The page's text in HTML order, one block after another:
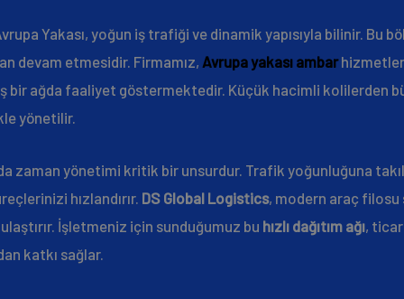
Yakası, yoğun iş trafiği ve dinamik yapısıyla bilinir. Bu
devam etmesidir. Firmamız, Avrupa yakası ambarhizmetleri
bir ağda faaliyet göstermektedir. Küçük hacimli kolilerden
yönetilir.
zaman yönetimi kritik bir unsurdur. Trafik yoğunluğuna
hızlandırır. DS Global Logistics, modern araç
İşletmeniz için sunduğumuz bu hızlı dağıtım ağı,
katkı sağlar.